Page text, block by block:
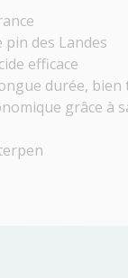
pin des Landes
efficace
durée,
grâce à